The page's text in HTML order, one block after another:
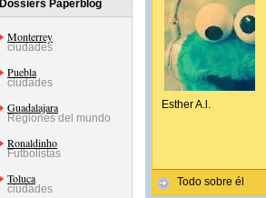
Dossiers Paperblog
Monterrey
ciudades
Puebla
ciudades
Guadalajara
Regiones del mundo
Ronaldinho
Futbolistas
Toluca
ciudades
Esther A.l.
Todo sobre él